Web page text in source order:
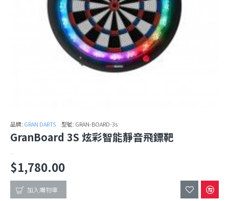
品牌: GRAN DARTS 型號: GRAN-BOARD-3s
GranBoard 3S 炫彩智能靜音飛鏢靶
..
$1,780.00
加入購物車